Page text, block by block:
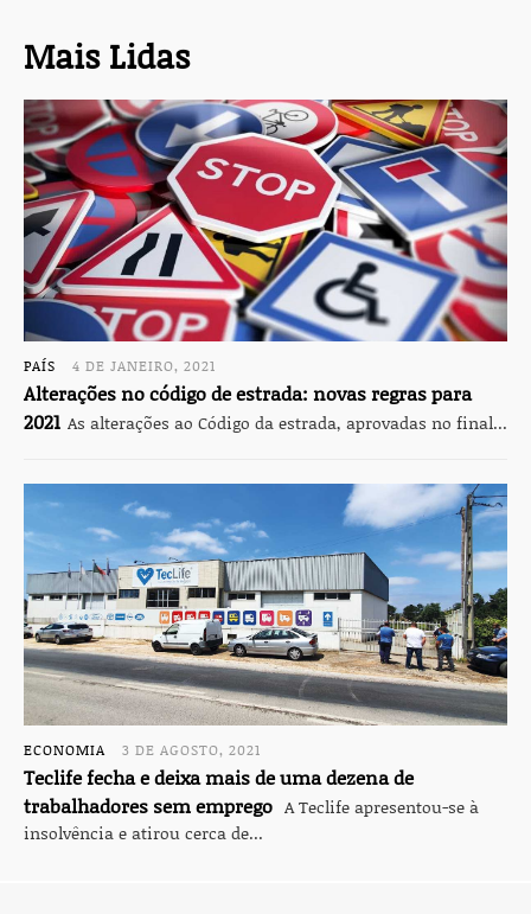
Mais Lidas
PAÍS 4 DE JANEIRO, 2021
Alterações no código de estrada: novas regras para
2021 As alterações ao Código da estrada, aprovadas no final...
ECONOMIA 3 DE AGOSTO, 2021
Teclife fecha e deixa mais de uma dezena de
trabalhadores sem emprego A Teclife apresentou-se à
insolvência e atirou cerca de...